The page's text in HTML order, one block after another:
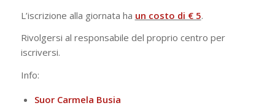
L’iscrizione alla giornata ha un costo di € 5.
Rivolgersi al responsabile del proprio centro per
iscriversi.
Info:
Suor Carmela Busia